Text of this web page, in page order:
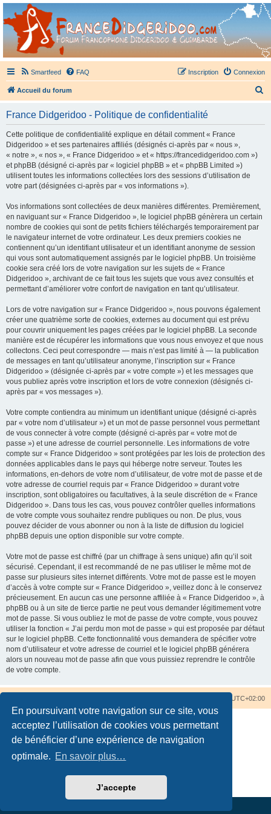
En poursuivant votre navigation sur ce site, vous
acceptez l’utilisation de cookies vous permettant
de bénéficier d’une expérience de navigation
optimale. En savoir plus…
J’accepte
France Didgeridoo
Didgeridoo et Guimbarde sur France Didgeridoo - retrouvez la communauté.
Smartfeed FAQ Connexion
Inscription
Accueil du forum
France Didgeridoo - Politique de confidentialité
Cette politique de confidentialité explique en détail comment « France
Didgeridoo » et ses partenaires affiliés (désignés ci-après par « nous »,
« notre », « nos », « France Didgeridoo » et « https://francedidgeridoo.com »)
et phpBB (désigné ci-après par « logiciel phpBB » et « phpBB Limited »)
utilisent toutes les informations collectées lors des sessions d’utilisation de
votre part (désignées ci-après par « vos informations »).
Vos informations sont collectées de deux manières différentes. Premièrement,
en naviguant sur « France Didgeridoo », le logiciel phpBB génèrera un certain
nombre de cookies qui sont de petits fichiers téléchargés temporairement par
le navigateur internet de votre ordinateur. Les deux premiers cookies ne
contiennent qu’un identifiant utilisateur et un identifiant anonyme de session
qui vous sont automatiquement assignés par le logiciel phpBB. Un troisième
cookie sera créé lors de votre navigation sur les sujets de « France
Didgeridoo », archivant de ce fait tous les sujets que vous avez consultés et
permettant d’améliorer votre confort de navigation en tant qu’utilisateur.
Lors de votre navigation sur « France Didgeridoo », nous pouvons également
créer une quatrième sorte de cookies, externes au document qui est prévu
pour couvrir uniquement les pages créées par le logiciel phpBB. La seconde
manière est de récupérer les informations que vous nous envoyez et que nous
collectons. Ceci peut correspondre — mais n’est pas limité à — la publication
de messages en tant qu’utilisateur anonyme, l’inscription sur « France
Didgeridoo » (désignée ci-après par « votre compte ») et les messages que
vous publiez après votre inscription et lors de votre connexion (désignés ci-
après par « vos messages »).
Votre compte contiendra au minimum un identifiant unique (désigné ci-après
par « votre nom d’utilisateur ») et un mot de passe personnel vous permettant
de vous connecter à votre compte (désigné ci-après par « votre mot de
passe ») et une adresse de courriel personnelle. Les informations de votre
compte sur « France Didgeridoo » sont protégées par les lois de protection des
données applicables dans le pays qui héberge notre serveur. Toutes les
informations, en-dehors de votre nom d’utilisateur, de votre mot de passe et de
votre adresse de courriel requis par « France Didgeridoo » durant votre
inscription, sont obligatoires ou facultatives, à la seule discrétion de « France
Didgeridoo ». Dans tous les cas, vous pouvez contrôler quelles informations
de votre compte vous souhaitez rendre publiques ou non. De plus, vous
pouvez décider de vous abonner ou non à la liste de diffusion du logiciel
phpBB depuis une option disponible sur votre compte.
Votre mot de passe est chiffré (par un chiffrage à sens unique) afin qu’il soit
sécurisé. Cependant, il est recommandé de ne pas utiliser le même mot de
passe sur plusieurs sites internet différents. Votre mot de passe est le moyen
d’accès à votre compte sur « France Didgeridoo », veillez donc à le conservez
précieusement. En aucun cas une personne affiliée à « France Didgeridoo », à
phpBB ou à un site de tierce partie ne peut vous demander légitimement votre
mot de passe. Si vous oubliez le mot de passe de votre compte, vous pouvez
utiliser la fonction « J’ai perdu mon mot de passe » qui est proposée par défaut
sur le logiciel phpBB. Cette fonctionnalité vous demandera de spécifier votre
nom d’utilisateur et votre adresse de courriel et le logiciel phpBB générera
alors un nouveau mot de passe afin que vous puissiez reprendre le contrôle
de votre compte.
UTC+02:00
Traduction française officielle©
Confidentialité